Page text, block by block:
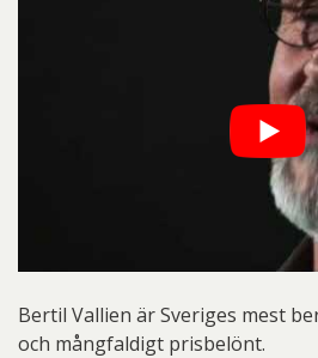
Bertil Vallien är Sveriges mest
och mångfaldigt prisbelönt.